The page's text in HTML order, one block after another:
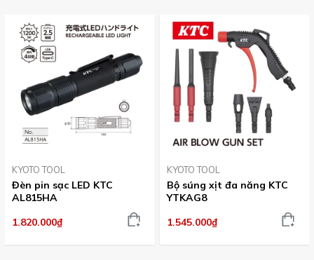
KYOTO TOOL
Đèn pin sạc LED KTC
AL815HA
1.820.000₫
KYOTO TOOL
Bộ súng xịt đa năng KTC
YTKAG8
1.545.000₫